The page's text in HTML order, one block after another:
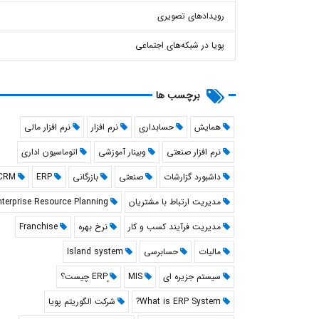
صنعتی
نرم
رویدادهای تصویری
پویا در شبکه‌های اجتماعی
برچسب ها
همایش حسابداری نرم افزار
نرم افزار مالی
نرم افزار صنعتی
وبینار آموزشی
اتوماسیون اداری
داشبورد گزارشات
صنعتی بازرگانی ERP
مدیریت ارتباط با مشتریان
Resource Planning
مدیریت فرآیند کسب و کار
نرخ بهره
Franchise
مالیات
حسابرسی
Island system
سیستم جزیره ای
MIS
What is ERP System?
شرکت الگوریتم پویا